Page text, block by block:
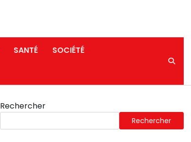
SANTÉ
SOCIÉTÉ
Rechercher
Rechercher